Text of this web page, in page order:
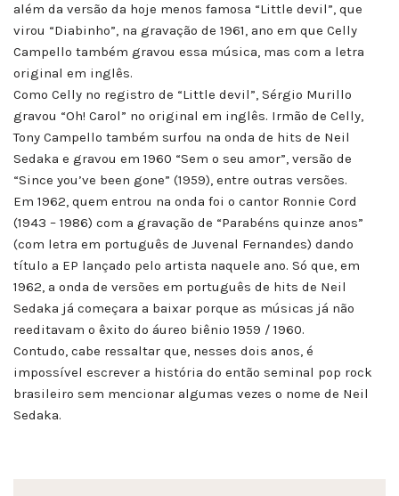
além da versão da hoje menos famosa “Little devil”, que
virou “Diabinho”, na gravação de 1961, ano em que Celly
Campello também gravou essa música, mas com a letra
original em inglês.
Como Celly no registro de “Little devil”, Sérgio Murillo
gravou “Oh! Carol” no original em inglês. Irmão de Celly,
Tony Campello também surfou na onda de hits de Neil
Sedaka e gravou em 1960 “Sem o seu amor”, versão de
“Since you’ve been gone” (1959), entre outras versões.
Em 1962, quem entrou na onda foi o cantor Ronnie Cord
(1943 – 1986) com a gravação de “Parabéns quinze anos”
(com letra em português de Juvenal Fernandes) dando
título a EP lançado pelo artista naquele ano. Só que, em
1962, a onda de versões em português de hits de Neil
Sedaka já começara a baixar porque as músicas já não
reeditavam o êxito do áureo biênio 1959 / 1960.
Contudo, cabe ressaltar que, nesses dois anos, é
impossível escrever a história do então seminal pop rock
brasileiro sem mencionar algumas vezes o nome de Neil
Sedaka.